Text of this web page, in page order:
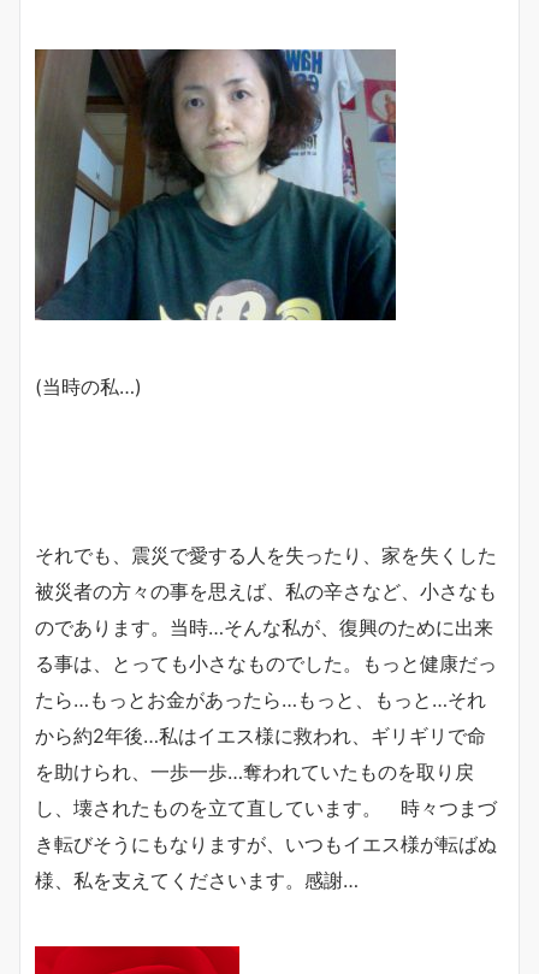
(当時の私…)
それでも、震災で愛する人を失ったり、家を失くした
被災者の方々の事を思えば、私の辛さなど、小さなも
のであります。当時…そんな私が、復興のために出来
る事は、とっても小さなものでした。もっと健康だっ
たら…もっとお金があったら…もっと、もっと…それ
から約2年後…私はイエス様に救われ、ギリギリで命
を助けられ、一歩一歩…奪われていたものを取り戻
し、壊されたものを立て直しています。 時々つまづ
き転びそうにもなりますが、いつもイエス様が転ばぬ
様、私を支えてくださいます。感謝…